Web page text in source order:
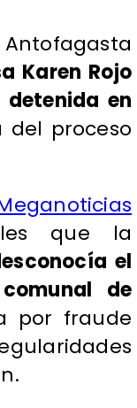
Karen Rojo
en
del proceso
que la
el
de
por fraude